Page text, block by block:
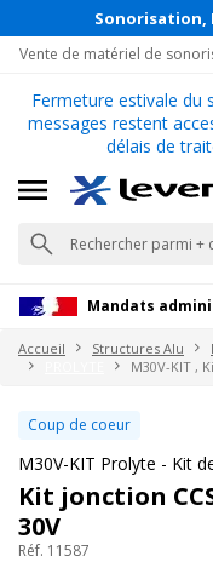
Sonorisation,
Vente de matériel de
Fermeture estivale du
messages restent
délais de
Mandats
Accueil Structures Alu
M30V-KIT ,
Coup de coeur
M30V-KIT Prolyte - Kit
Kit jonction
30V
Réf. 11587